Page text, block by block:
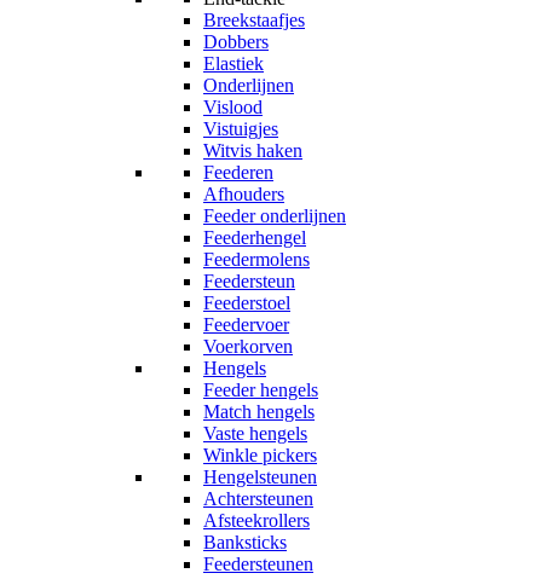
Breekstaafjes
Dobbers
Elastiek
Onderlijnen
Vislood
Vistuigjes
Witvis haken
Feederen
Afhouders
Feeder onderlijnen
Feederhengel
Feedermolens
Feedersteun
Feederstoel
Feedervoer
Voerkorven
Hengels
Feeder hengels
Match hengels
Vaste hengels
Winkle pickers
Hengelsteunen
Achtersteunen
Afsteekrollers
Banksticks
Feedersteunen